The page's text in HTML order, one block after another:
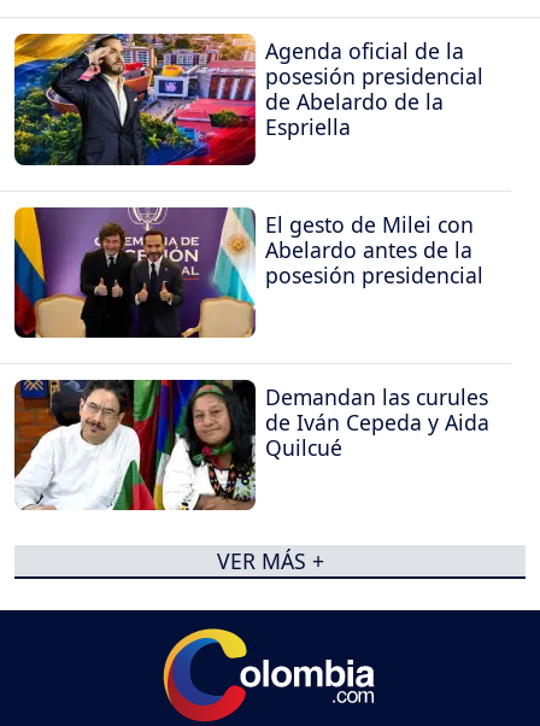
Agenda oficial de la
posesión presidencial
de Abelardo de la
Espriella
El gesto de Milei con
Abelardo antes de la
posesión presidencial
Demandan las curules
de Iván Cepeda y Aida
Quilcué
VER MÁS +